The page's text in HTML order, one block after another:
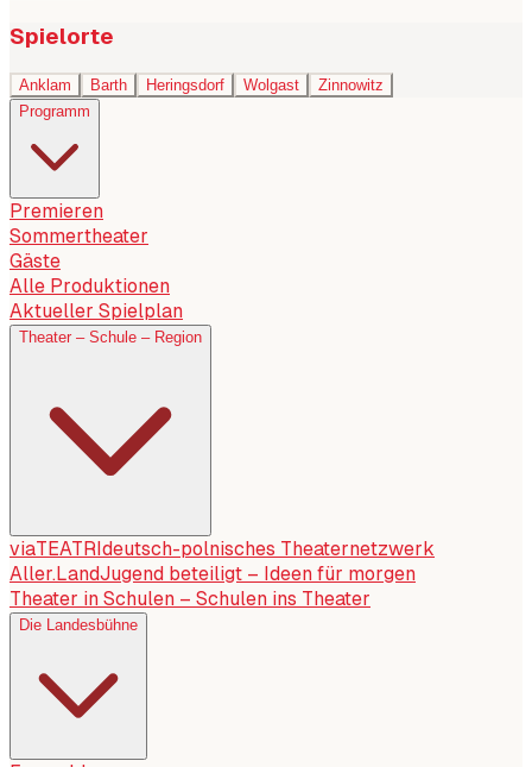
Spielorte
Anklam Barth Heringsdorf Wolgast
Zinnowitz
Programm
Premieren
Sommertheater
Gäste
Alle Produktionen
Aktueller Spielplan
Theater – Schule – Region
viaTEATRI deutsch-polnisches Theaternetzwerk
Aller.LandJugend beteiligt – Ideen für morgen
Theater in Schulen – Schulen ins Theater
Die Landesbühne